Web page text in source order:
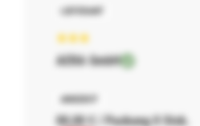
AERA GmbH
00,00 € / Packung 0 Stck.